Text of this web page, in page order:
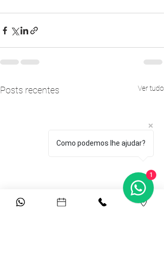
Posts recentes Ver tudo
Como podemos lhe ajudar?
1